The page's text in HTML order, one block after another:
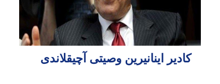
کادیر اینانیرین وصیتی آچیقلاندی